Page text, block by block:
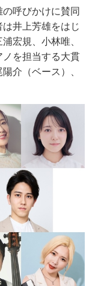
呼びかけに賛同
井上芳雄をはじ
宏規、小林唯、
を担当する大貫
介（ベース）、